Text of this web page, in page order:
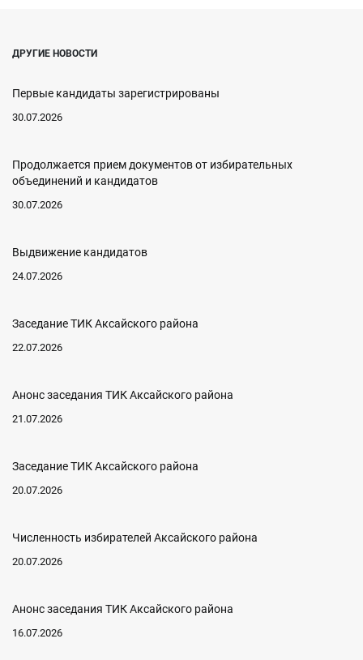
ДРУГИЕ НОВОСТИ
Первые кандидаты зарегистрированы
30.07.2026
Продолжается прием документов от избирательных
объединений и кандидатов
30.07.2026
Выдвижение кандидатов
24.07.2026
Заседание ТИК Аксайского района
22.07.2026
Анонс заседания ТИК Аксайского района
21.07.2026
Заседание ТИК Аксайского района
20.07.2026
Численность избирателей Аксайского района
20.07.2026
Анонс заседания ТИК Аксайского района
16.07.2026